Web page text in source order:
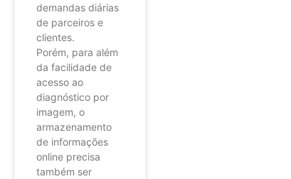
demandas diárias
de parceiros e
clientes.
Porém, para além
da facilidade de
acesso ao
diagnóstico por
imagem, o
armazenamento
de informações
online precisa
também ser